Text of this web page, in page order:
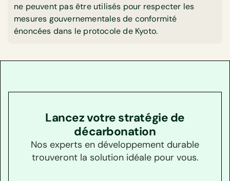
ne peuvent pas être utilisés pour respecter les
mesures gouvernementales de conformité
énoncées dans le protocole de Kyoto.
Lancez votre stratégie de
décarbonation
Nos experts en développement durable
trouveront la solution idéale pour vous.